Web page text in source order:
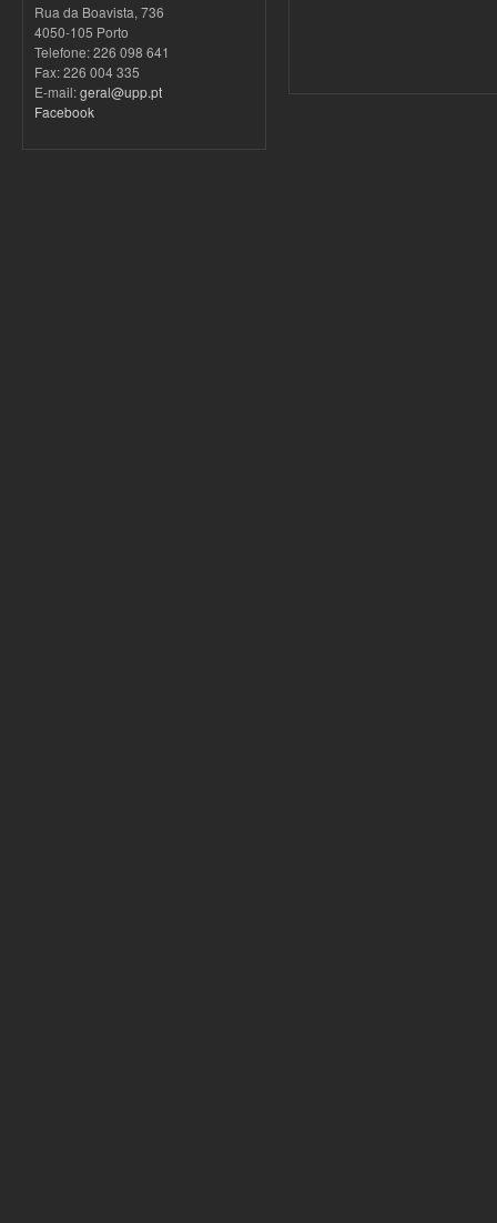
Rua da Boavista, 736
4050-105 Porto
Telefone: 226 098 641
Fax: 226 004 335
E-mail:geral@upp.pt
Facebook